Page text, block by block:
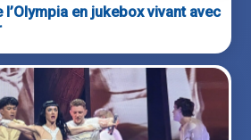
en jukebox vivant avec